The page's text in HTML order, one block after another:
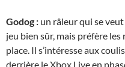
Godog : un râleur qui se
jeu bien sûr, mais préfère
place. Il s’intéresse aux
derrière le Xbox Live en